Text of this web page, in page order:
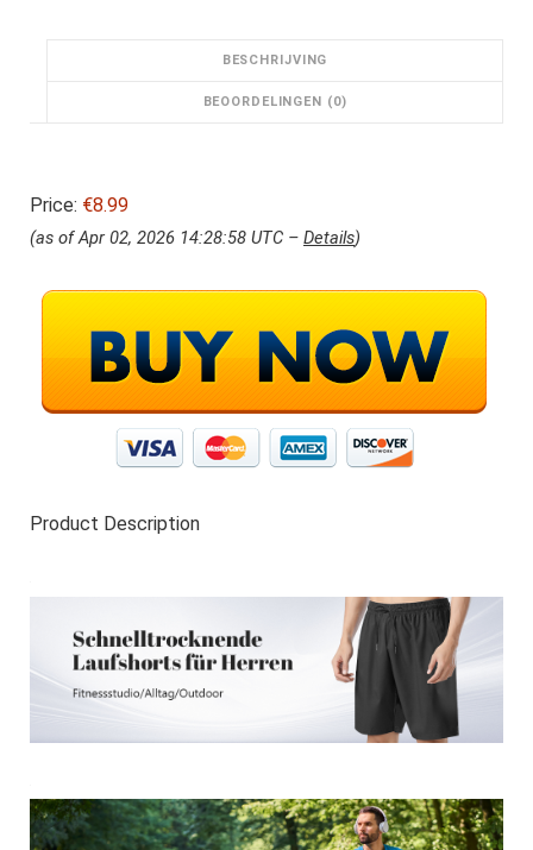
BESCHRIJVING
BEOORDELINGEN (0)
Price: €8.99
(as of Apr 02, 2026 14:28:58 UTC – Details)
Product Description